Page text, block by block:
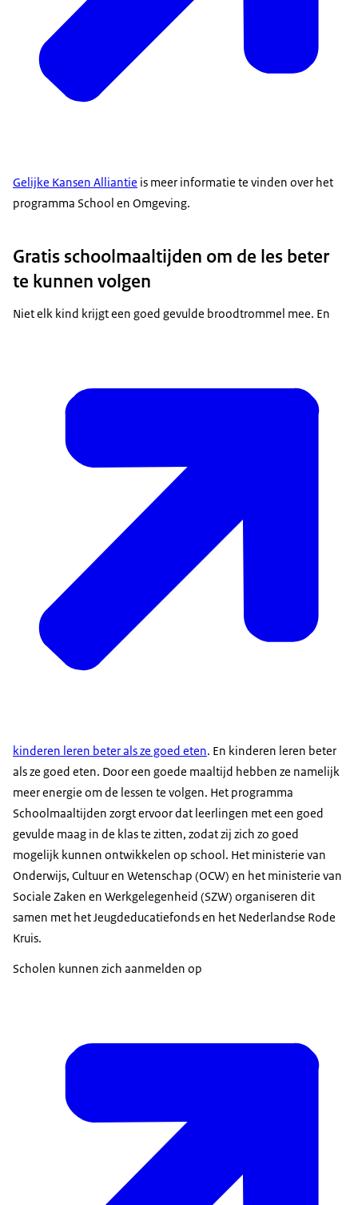
Gelijke Kansen Alliantie is meer informatie te vinden over het
programma School en Omgeving.
Gratis schoolmaaltijden om de les beter
te kunnen volgen
Niet elk kind krijgt een goed gevulde broodtrommel mee. En
kinderen leren beter als ze goed eten. En kinderen leren beter
als ze goed eten. Door een goede maaltijd hebben ze namelijk
meer energie om de lessen te volgen. Het programma
Schoolmaaltijden zorgt ervoor dat leerlingen met een goed
gevulde maag in de klas te zitten, zodat zij zich zo goed
mogelijk kunnen ontwikkelen op school. Het ministerie van
Onderwijs, Cultuur en Wetenschap (OCW) en het ministerie van
Sociale Zaken en Werkgelegenheid (SZW) organiseren dit
samen met het Jeugdeducatiefonds en het Nederlandse Rode
Kruis.
Scholen kunnen zich aanmelden op